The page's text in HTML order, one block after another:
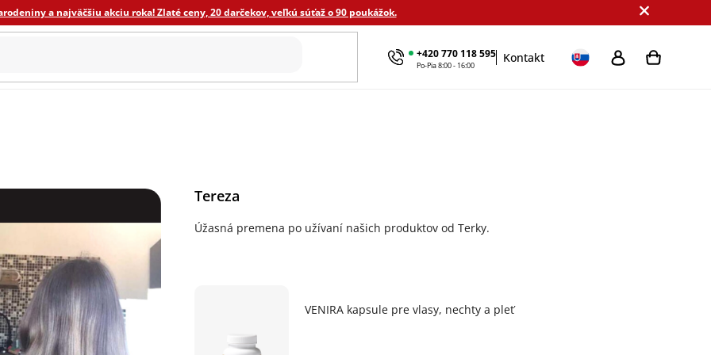
a najväčšiu akciu roka! Zlaté ceny, 20 darčekov, veľkú súťaž o 90 poukážok.
+420 770 118 595
Po-Pia 8:00 - 16:00
Kontakt
Darčekové sady Výhodné balenie Podľa cieľa
Tereza
Úžasná premena po užívaní našich produktov od Terky.
VENIRA kapsule pre vlasy, nechty a pleť